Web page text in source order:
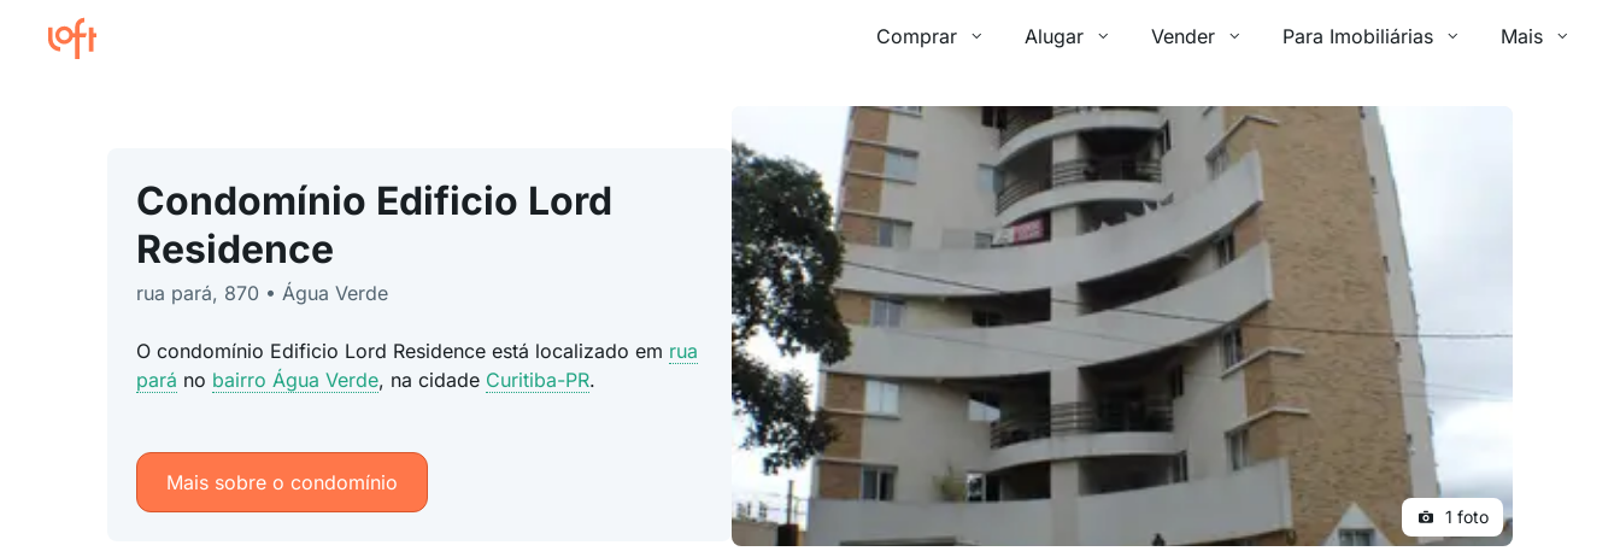
Comprar Alugar Vender Para Imobiliárias Mais
Condomínio Edificio Lord
Residence
rua pará, 870 • Água Verde
O condomínio Edificio Lord Residence está localizado em rua
pará no bairro Água Verde, na cidade Curitiba-PR.
Mais sobre o condomínio
1 foto